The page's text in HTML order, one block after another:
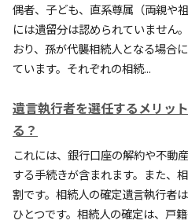
偶者、子ども、直系尊属（両親や
には遺留分は認められていません
おり、孫が代襲相続人となる場合
ています。それぞれの相続...
遺言執行者を選任するメリッ
る？
これには、銀行口座の解約や不動
する手続きが含まれます。また、
割です。相続人の確定遺言執行者
ひとつです。相続人の確定は、戸